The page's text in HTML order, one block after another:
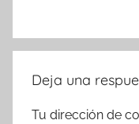
Deja una
Tu dirección de